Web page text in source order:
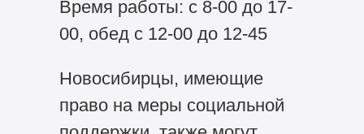
Время работы: с 8-00 до 17-
00, обед с 12-00 до 12-45
Новосибирцы, имеющие
право на меры социальной